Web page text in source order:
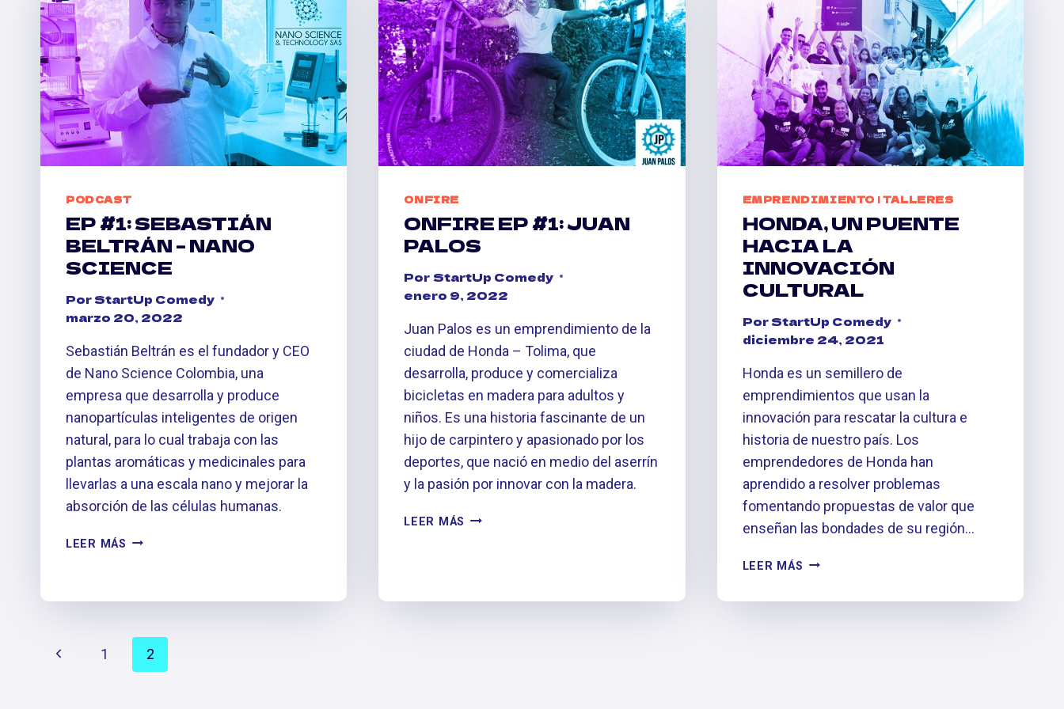
PODCAST
EP #1: SEBASTIÁN
BELTRÁN – NANO
SCIENCE
PorStartUp Comedy
marzo 20, 2022
Sebastián Beltrán es el fundador y CEO
de Nano Science Colombia, una
empresa que desarrolla y produce
nanopartículas inteligentes de origen
natural, para lo cual trabaja con las
plantas aromáticas y medicinales para
llevarlas a una escala nano y mejorar la
absorción de las células humanas.
LEER MÁS EP
SCIENCE
ONFIRE
ONFIRE EP #1: JUAN
PALOS
Por StartUp Comedy
enero 9, 2022
Juan Palos es un emprendimiento de la
ciudad de Honda – Tolima, que
desarrolla, produce y comercializa
bicicletas en madera para adultos y
niños. Es una historia fascinante de un
hijo de carpintero y apasionado por los
deportes, que nació en medio del aserrín
y la pasión por innovar con la madera.
LEER MÁS ONFIRE
EMPRENDIMIENTO |TALLERES
HONDA, UN PUENTE
HACIA LA
INNOVACIÓN
CULTURAL
Por StartUp Comedy
diciembre 24, 2021
Honda es un semillero de
emprendimientos que usan la
innovación para rescatar la cultura e
historia de nuestro país. Los
emprendedores de Honda han
aprendido a resolver problemas
fomentando propuestas de valor que
enseñan las bondades de su región…
LEER MÁS HONDA,
PUENTE
NAVEGACIÓN
Página
1 2